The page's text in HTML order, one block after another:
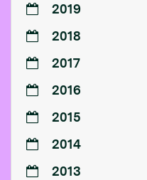
2019
2018
2017
2016
2015
2014
2013